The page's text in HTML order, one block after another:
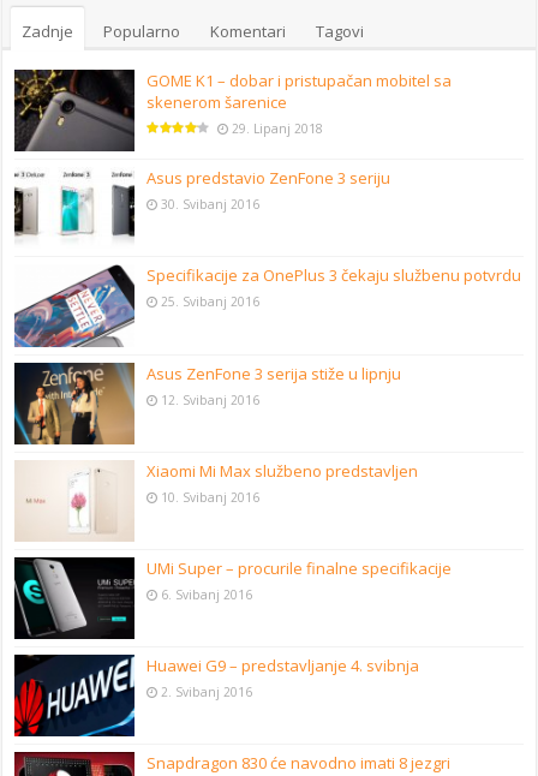
Zadnje Popularno Komentari Tagovi
GOME K1 – dobar i pristupačan mobitel sa
skenerom šarenice
29. Lipanj 2018
Asus predstavio ZenFone 3 seriju
30. Svibanj 2016
Specifikacije za OnePlus 3 čekaju službenu potvrdu
25. Svibanj 2016
Asus ZenFone 3 serija stiže u lipnju
12. Svibanj 2016
Xiaomi Mi Max službeno predstavljen
10. Svibanj 2016
UMi Super – procurile finalne specifikacije
6. Svibanj 2016
Huawei G9 – predstavljanje 4. svibnja
2. Svibanj 2016
Snapdragon 830 će navodno imati 8 jezgri